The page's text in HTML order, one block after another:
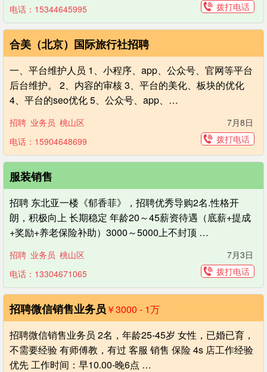
电话：15344645995
拨打电话
合美（北京）国际旅行社招聘
一、平台维护人员 1、小程序、app、公众号、官网等平台
后台维护。 2、内容的审核 3、平台的美化、板块的优化
4、平台的seo优化 5、公众号、app、…
招聘 业务员 桃山区
7月8日
电话：15904648699
拨打电话
服装销售
招聘 东北亚一楼《郁香菲》，招聘优秀导购2名.性格开
朗，积极向上 长期稳定 年龄20～45薪资待遇（底薪+提成
+奖励+养老保险补助）3000～5000上不封顶 …
招聘 业务员 桃山区
7月3日
电话：13304671065
拨打电话
招聘微信销售业务员 ￥3000 - 1万
招聘微信销售业务员 2名，年龄25-45岁 女性，已婚已育，
不需要经验 有师傅教，有过 客服 销售 保险 4s 店工作经验
优先 工作时间：早10.00-晚6点 …